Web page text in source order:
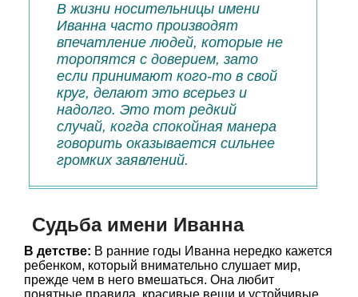
В жизни носительницы имени
Иванна часто производят
впечатление людей, которые не
торопятся с доверием, зато
если принимают кого-то в свой
круг, делают это всерьез и
надолго. Это тот редкий
случай, когда спокойная манера
говорить оказывается сильнее
громких заявлений.
Судьба имени Иванна
В детстве: В ранние годы Иванна нередко кажется
ребенком, который внимательно слушает мир,
прежде чем в него вмешаться. Она любит
понятные правила, красивые вещи и устойчивые